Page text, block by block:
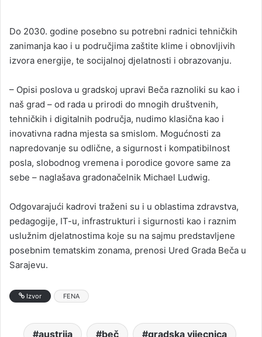
Do 2030. godine posebno su potrebni radnici tehničkih
zanimanja kao i u područjima zaštite klime i obnovljivih
izvora energije, te socijalnoj djelatnosti i obrazovanju.
– Opisi poslova u gradskoj upravi Beča raznoliki su kao i
naš grad – od rada u prirodi do mnogih društvenih,
tehničkih i digitalnih područja, nudimo klasična kao i
inovativna radna mjesta sa smislom. Mogućnosti za
napredovanje su odlične, a sigurnost i kompatibilnost
posla, slobodnog vremena i porodice govore same za
sebe – naglašava gradonačelnik Michael Ludwig.
Odgovarajući kadrovi traženi su i u oblastima zdravstva,
pedagogije, IT-u, infrastrukturi i sigurnosti kao i raznim
uslužnim djelatnostima koje su na sajmu predstavljene
posebnim tematskim zonama, prenosi Ured Grada Beča u
Sarajevu.
Izvor FENA
austrija beč gradska vijecnica